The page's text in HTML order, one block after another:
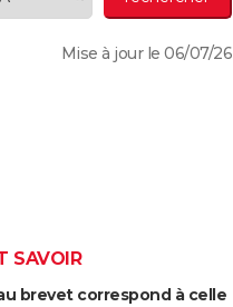
Mise à jour le 06/07/26
SAVOIR
brevet correspond à celle